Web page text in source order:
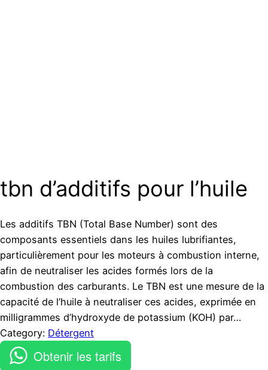
tbn d’additifs pour l’huile
Les additifs TBN (Total Base Number) sont des
composants essentiels dans les huiles lubrifiantes,
particulièrement pour les moteurs à combustion interne,
afin de neutraliser les acides formés lors de la
combustion des carburants. Le TBN est une mesure de la
capacité de l’huile à neutraliser ces acides, exprimée en
milligrammes d’hydroxyde de potassium (KOH) par…
Category: Détergent
Obtenir les tarifs